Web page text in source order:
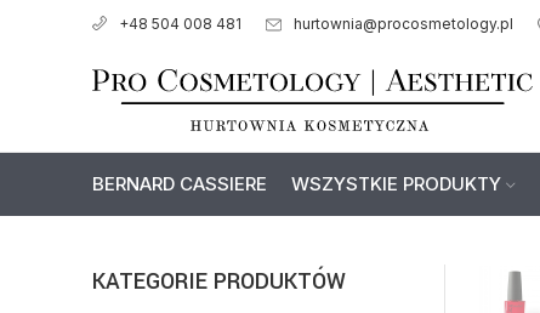
+48 504 008 481 hurtownia@procosmetology.pl
BERNARD CASSIERE WSZYSTKIE PRODUKTY
KATEGORIE PRODUKTÓW